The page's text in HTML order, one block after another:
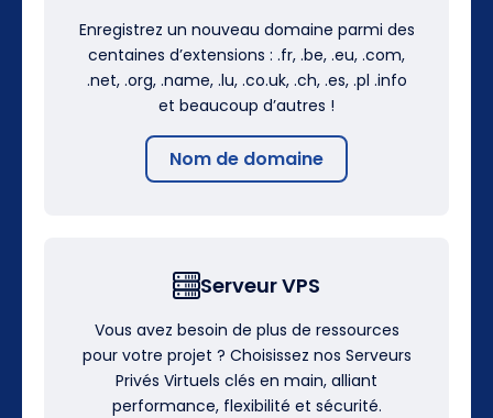
Enregistrez un nouveau domaine parmi des
centaines d’extensions : .fr, .be, .eu, .com,
.net, .org, .name, .lu, .co.uk, .ch, .es, .pl .info
et beaucoup d’autres !
Nom de domaine
Serveur VPS
Vous avez besoin de plus de ressources
pour votre projet ? Choisissez nos Serveurs
Privés Virtuels clés en main, alliant
performance, flexibilité et sécurité.